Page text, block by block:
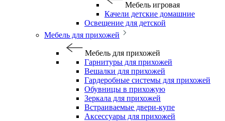
Мебель игровая
Качели детские домашние
Освещение для детской
Мебель для прихожей
Мебель для прихожей
Гарнитуры для прихожей
Вешалки для прихожей
Гардеробные системы для прихожей
Обувницы в прихожую
Зеркала для прихожей
Встраиваемые двери-купе
Аксессуары для прихожей